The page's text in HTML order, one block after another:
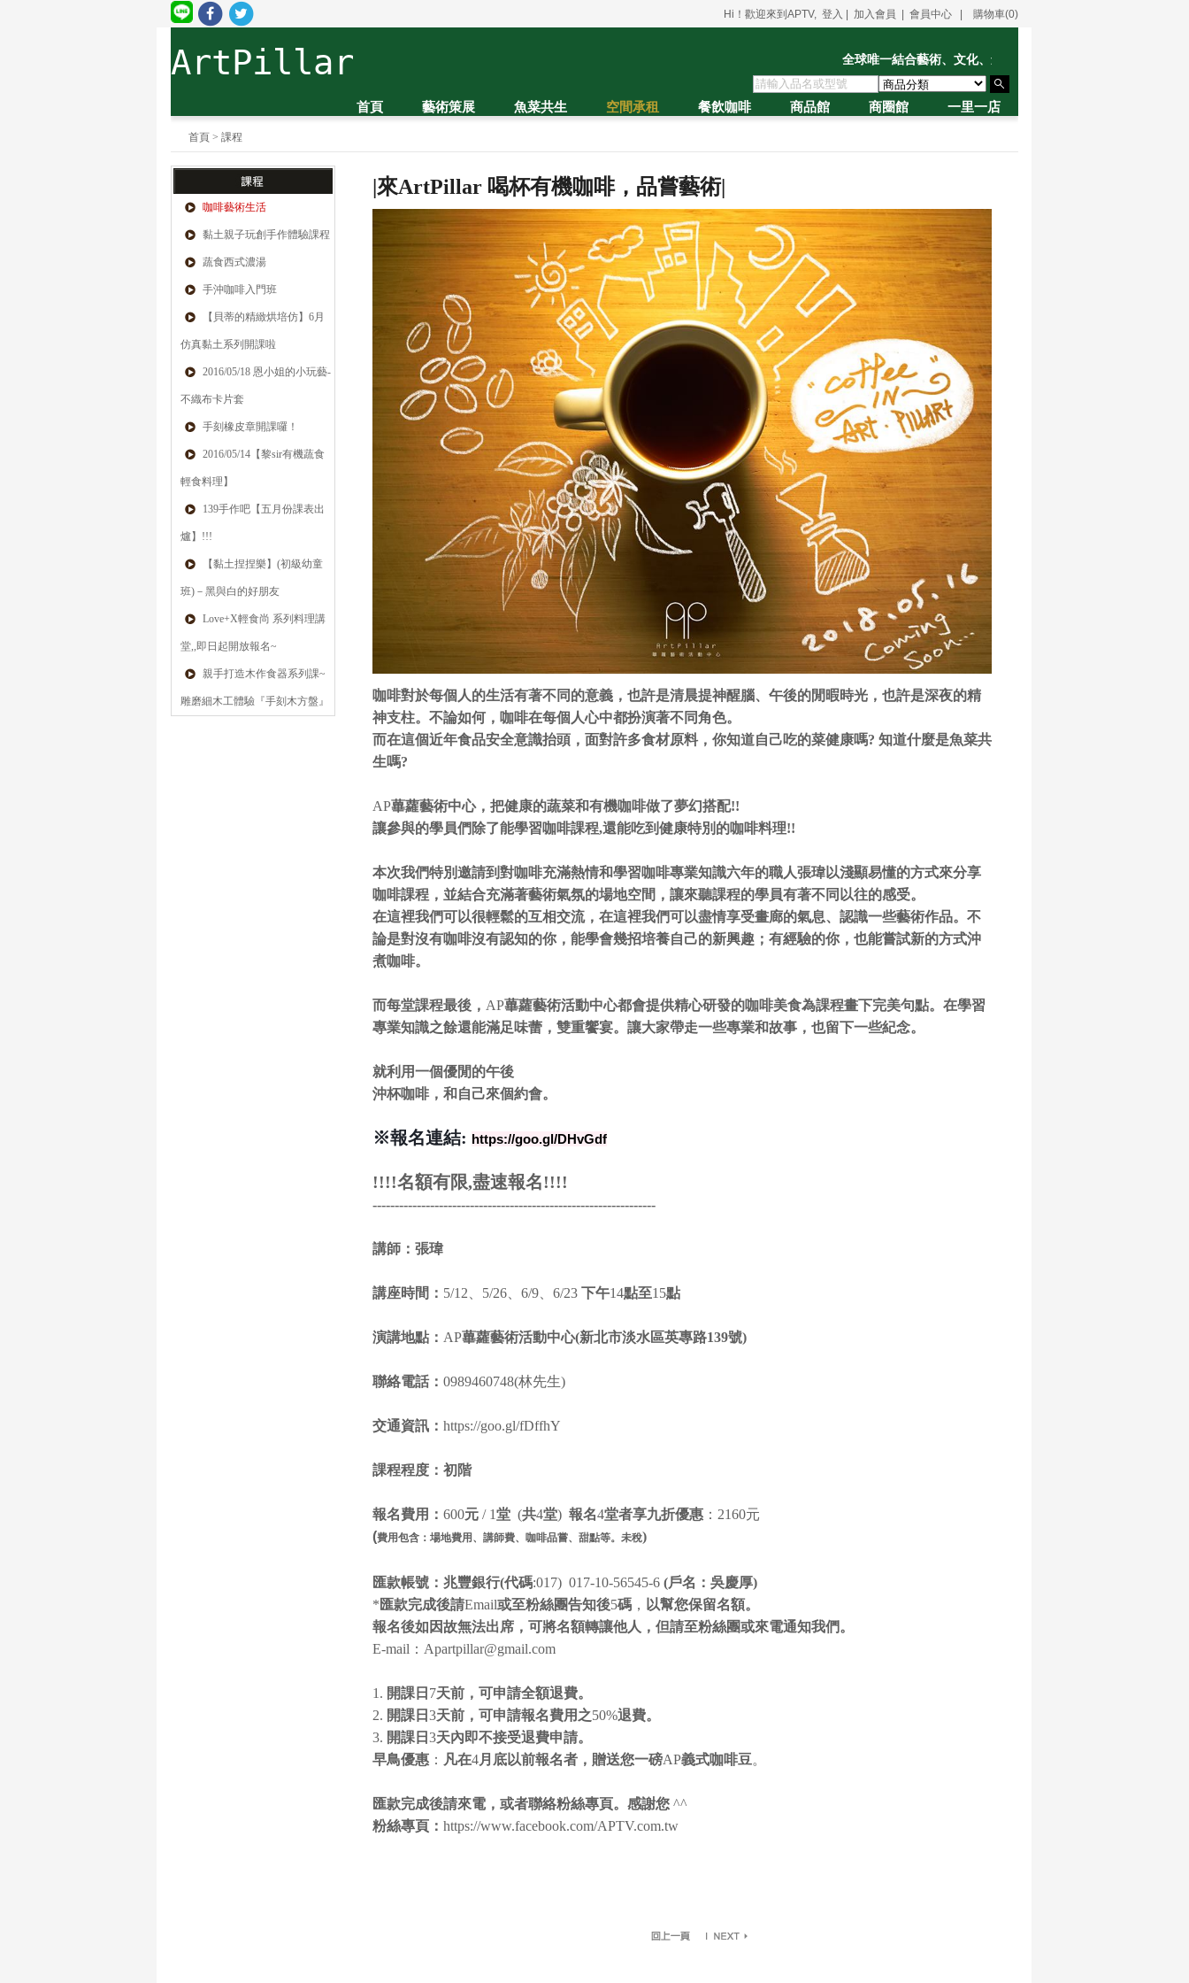
Hi！歡迎來到APTV, 登入 加入會員 會員中心 購物車(0)
ArtPillar 全球唯一結合藝術、文化、創意、產業、精品的數位匯流入口平台
首頁 藝術策展 魚菜共生 空間承租 餐飲咖啡 商品館 商圈館 一里一店
首頁 > 課程
咖啡藝術生活
黏土親子玩創手作體驗課程
蔬食西式濃湯
手沖咖啡入門班
【貝蒂的精緻烘培仿】6月
仿真黏土系列開課啦
2016/05/18 恩小姐的小玩藝-
不織布卡片套
手刻橡皮章開課囉！
2016/05/14【黎sir有機蔬食
輕食料理】
139手作吧【五月份課表出
爐】!!!
【黏土捏捏樂】(初級幼童
班)－黑與白的好朋友
Love+X輕食尚 系列料理講
堂,,即日起開放報名~
親手打造木作食器系列課~
雕磨細木工體驗『手刻木方盤』
|來ArtPillar 喝杯有機咖啡，品嘗藝術|
咖啡對於每個人的生活有著不同的意義，也許是清晨提神醒腦、午後的閒暇時光，也許是深夜的精
神支柱。不論如何，咖啡在每個人心中都扮演著不同角色。
而在這個近年食品安全意識抬頭，面對許多食材原料，你知道自己吃的菜健康嗎? 知道什麼是魚菜共
生嗎?
AP蓽蘿藝術中心，把健康的蔬菜和有機咖啡做了夢幻搭配!!
讓參與的學員們除了能學習咖啡課程,還能吃到健康特別的咖啡料理!!
本次我們特別邀請到對咖啡充滿熱情和學習咖啡專業知識六年的職人張瑋以淺顯易懂的方式來分享
咖啡課程，並結合充滿著藝術氣氛的場地空間，讓來聽課程的學員有著不同以往的感受。
在這裡我們可以很輕鬆的互相交流，在這裡我們可以盡情享受畫廊的氣息、認識一些藝術作品。不
論是對沒有咖啡沒有認知的你，能學會幾招培養自己的新興趣；有經驗的你，也能嘗試新的方式沖
煮咖啡。
而每堂課程最後， AP蓽蘿藝術活動中心都會提供精心研發的咖啡美食為課程畫下完美句點。在學習
專業知識之餘還能滿足味蕾，雙重饗宴。讓大家帶走一些專業和故事，也留下一些紀念。
就利用一個優閒的午後
沖杯咖啡，和自己來個約會。
※報名連結: https://goo.gl/DHvGdf
!!!!名額有限,盡速報名!!!!
----------------------------------------------------------------
講師：張瑋
講座時間： 5/12、5/26、6/9、6/23 下午14點至15點
演講地點： AP蓽蘿藝術活動中心(新北市淡水區英專路139號)
聯絡電話： 0989460748(林先生)
交通資訊： https://goo.gl/fDffhY
課程程度：初階
報名費用： 600元 / 1堂 (共4堂) 報名4堂者享九折優惠 ：2160元
(費用包含：場地費用、講師費、咖啡品嘗、甜點等。未稅)
匯款帳號：兆豐銀行(代碼:017) 017-10-56545-6 (戶名：吳慶厚)
*匯款完成後請Email或至粉絲團告知後5碼 ， 以幫您保留名額。
報名後如因故無法出席，可將名額轉讓他人，但請至粉絲團或來電通知我們。
E-mail：Apartpillar@gmail.com
1. 開課日 7天前，可申請全額退費。
2. 開課日 3天前，可申請報名費用之50%退費。
3. 開課日 3天內即不接受退費申請。
早鳥優惠 ： 凡在4月 底以前報名者，贈送您一磅AP義式咖啡豆。
匯款完成後請來電，或者聯絡粉絲專頁。感謝您 ^^
粉絲專頁： https://www.facebook.com/APTV.com.tw